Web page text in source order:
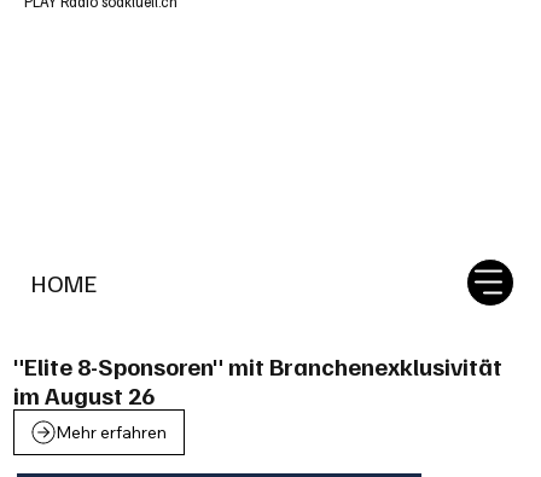
HOME
"Elite 8-Sponsoren" mit Branchenexklusivität
im August 26
Mehr erfahren